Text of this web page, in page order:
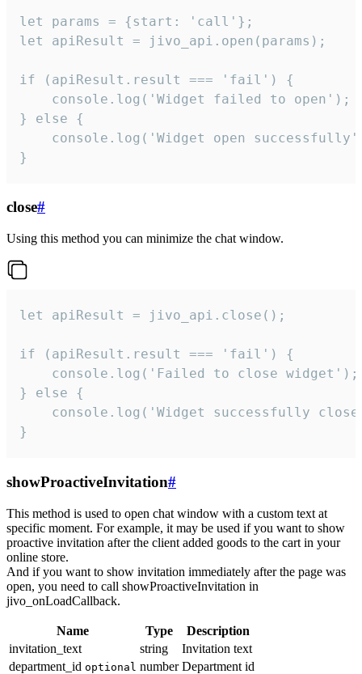
let params = {start: 'call'};
let apiResult = jivo_api.open(params);
if (apiResult.result === 'fail') {
    console.log('Widget failed to open');
} else {
console.log('Widget open
}
close#
Using this method you can minimize the chat window.
let apiResult = jivo_api.close();
if (apiResult.result === 'fail') {
    console.log('Failed to close widget');
} else {
console.log('Widget successfully
}
showProactiveInvitation#
This method is used to open chat window with a custom text at
specific moment. For example, it may be used if you want to show
proactive invitation after the client added goods to the cart in your
online store.
And if you want to show invitation immediately after the page was
open, you need to call showProactiveInvitation in
jivo_onLoadCallback.
Name Type
Description
invitation_text
string
Invitation text
department_id optional number Department id